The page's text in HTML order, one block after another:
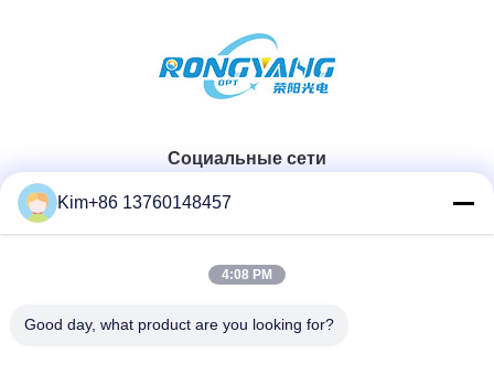
Социальные сети
86-184-7542-7886
Kim+86 13760148457
4:08 PM
Good day, what product are you looking for?